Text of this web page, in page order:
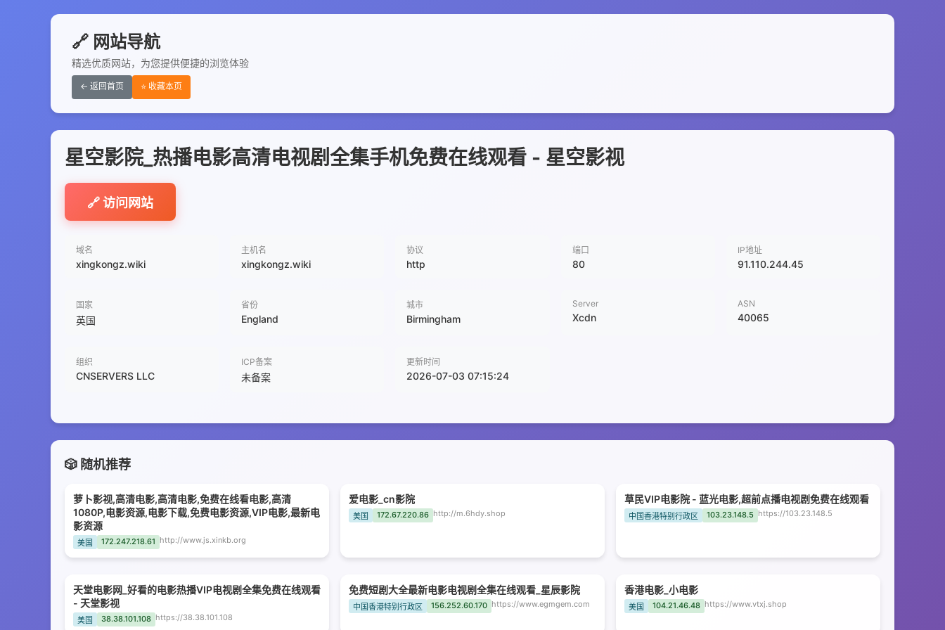
🔗 网站导航
精选优质网站，为您提供便捷的浏览体验
← 返回首页 ⭐ 收藏本页
星空影院_热播电影高清电视剧全集手机免费在线观看 - 星空影视
🔗 访问网站
域名
xingkongz.wiki
主机名
xingkongz.wiki
协议
http
端口
80
IP地址
91.110.244.45
国家
英国
省份
England
城市
Birmingham
Server
Xcdn
ASN
40065
组织
CNSERVERS LLC
ICP备案
未备案
更新时间
2026-07-03 07:15:24
🎲 随机推荐
萝卜影视,高清电影,高清电影,免费在线看电影,高清
1080P,电影资源,电影下载,免费电影资源,VIP电影,最新电
影资源
美国 172.247.218.61 http://www.js.xinkb.org
爱电影_cn影院
美国 172.67.220.86 http://m.6hdy.shop
草民VIP电影院 - 蓝光电影,超前点播电视剧免费在线观看
中国香港特别行政区 103.23.148.5 https://103.23.148.5
天堂电影网_好看的电影热播VIP电视剧全集免费在线观看
- 天堂影视
美国 38.38.101.108 https://38.38.101.108
免费短剧大全最新电影电视剧全集在线观看_星辰影院
中国香港特别行政区 156.252.60.170 https://www.egmgem.com
香港电影_小电影
美国 104.21.46.48 https://www.vtxj.shop